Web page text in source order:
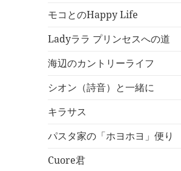
モコとのHappy Life
Ladyララ プリンセスへの道
海辺のカントリーライフ
シオン（詩音）と一緒に
キラサス
パスタ家の「ホヨホヨ」便り
Cuore君